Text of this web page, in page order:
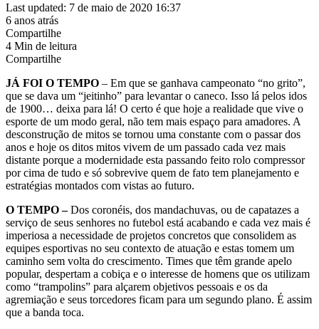
Last updated: 7 de maio de 2020 16:37
6 anos atrás
Compartilhe
4 Min de leitura
Compartilhe
JÁ FOI O TEMPO – Em que se ganhava campeonato “no grito”,
que se dava um “jeitinho” para levantar o caneco. Isso lá pelos idos
de 1900… deixa para lá! O certo é que hoje a realidade que vive o
esporte de um modo geral, não tem mais espaço para amadores. A
desconstrução de mitos se tornou uma constante com o passar dos
anos e hoje os ditos mitos vivem de um passado cada vez mais
distante porque a modernidade esta passando feito rolo compressor
por cima de tudo e só sobrevive quem de fato tem planejamento e
estratégias montados com vistas ao futuro.
O TEMPO –Dos coronéis, dos mandachuvas, ou de capatazes a
serviço de seus senhores no futebol está acabando e cada vez mais é
imperiosa a necessidade de projetos concretos que consolidem as
equipes esportivas no seu contexto de atuação e estas tomem um
caminho sem volta do crescimento. Times que têm grande apelo
popular, despertam a cobiça e o interesse de homens que os utilizam
como “trampolins” para alçarem objetivos pessoais e os da
agremiação e seus torcedores ficam para um segundo plano. É assim
que a banda toca.